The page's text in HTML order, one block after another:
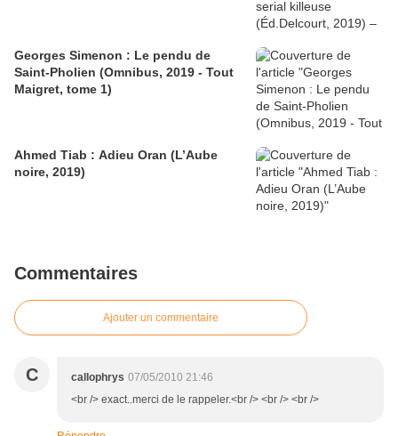
Georges Simenon : Le pendu de
Saint-Pholien (Omnibus, 2019 - Tout
Maigret, tome 1)
Ahmed Tiab : Adieu Oran (L’Aube
noire, 2019)
Commentaires
Ajouter un commentaire
C callophrys 07/05/2010 21:46
<br /> exact..merci de le rappeler.<br /> <br /> <br />